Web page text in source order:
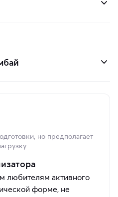
но предполагает
любителям активного
форме, не